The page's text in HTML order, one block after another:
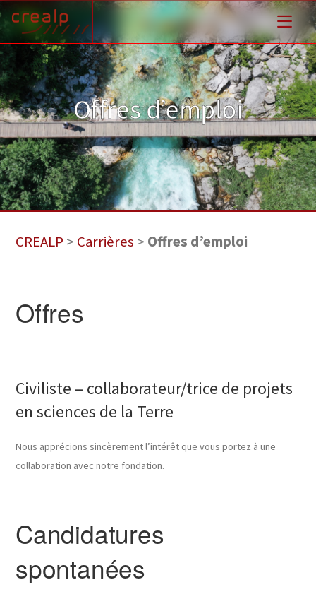
Offres d’emploi
CREALP > Carrières > Offres d’emploi
Offres
Civiliste – collaborateur/trice de projets
en sciences de la Terre
Nous apprécions sincèrement l’intérêt que vous portez à une
collaboration avec notre fondation.
Candidatures
spontanées